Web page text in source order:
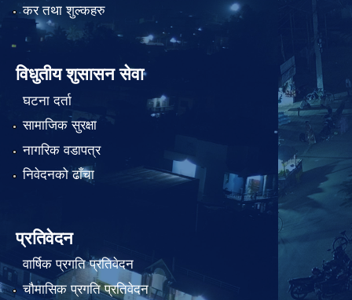
कर तथा शुल्कहरु
विधुतीय शुसासन सेवा
घटना दर्ता
सामाजिक सुरक्षा
नागरिक वडापत्र
निवेदनको ढाँचा
प्रतिवेदन
वार्षिक प्रगति प्रतिवेदन
चौमासिक प्रगति प्रतिवेदन